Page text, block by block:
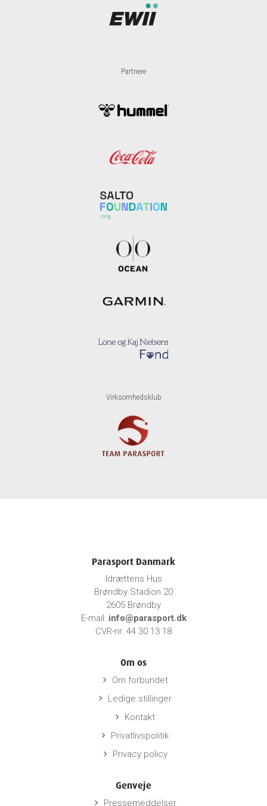
Partnere
Virksomhedsklub
Parasport Danmark
Idrættens Hus
Brøndby Stadion 20
2605 Brøndby
E-mail: info@parasport.dk
CVR-nr. 44 30 13 18
Om os
keyboard_arrow_right Om forbundet
keyboard_arrow_right Ledige stillinger
keyboard_arrow_right Kontakt
keyboard_arrow_right Privatlivspolitik
keyboard_arrow_right Privacy policy
Genveje
keyboard_arrow_right Pressemeddelser